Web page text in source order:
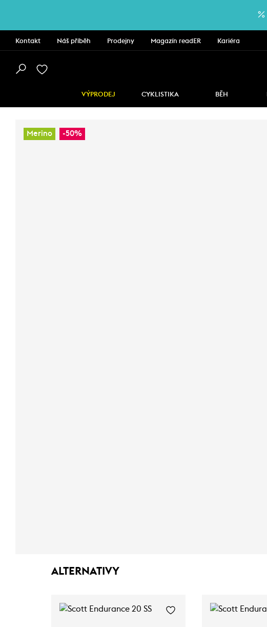
Kontakt Náš příběh Prodejny Magazín readER Kariéra
VÝPRODEJ CYKLISTIKA BĚH
Merino -50%
ALTERNATIVY